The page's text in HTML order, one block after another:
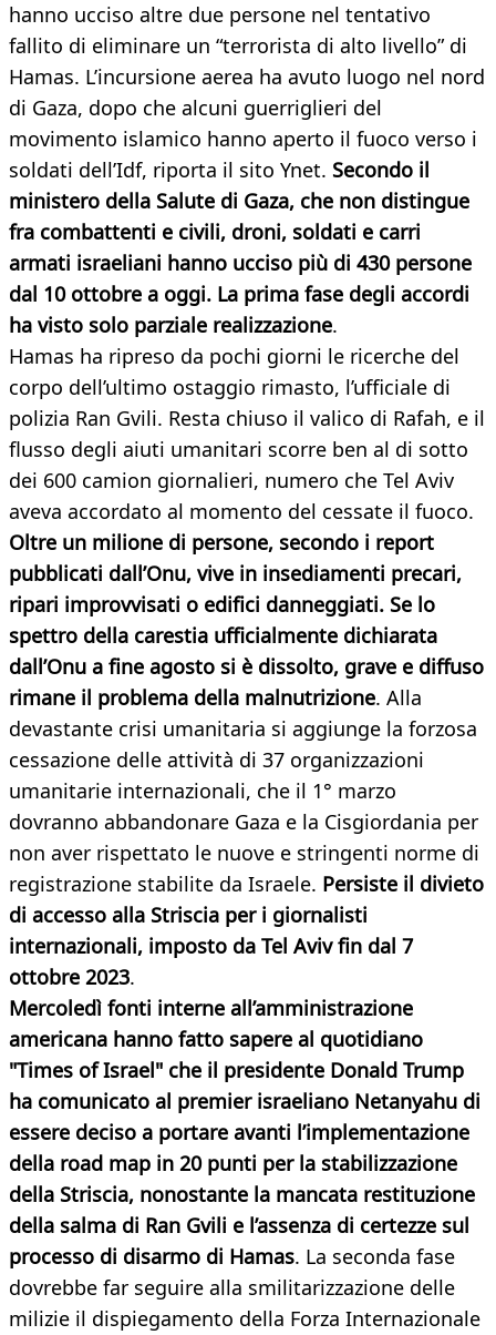
hanno ucciso altre due persone nel tentativo
fallito di eliminare un “terrorista di alto livello” di
Hamas. L’incursione aerea ha avuto luogo nel nord
di Gaza, dopo che alcuni guerriglieri del
movimento islamico hanno aperto il fuoco verso i
soldati dell’Idf, riporta il sito Ynet. Secondo il
ministero della Salute di Gaza, che non distingue
fra combattenti e civili, droni, soldati e carri
armati israeliani hanno ucciso più di 430 persone
dal 10 ottobre a oggi. La prima fase degli accordi
ha visto solo parziale realizzazione.
Hamas ha ripreso da pochi giorni le ricerche del
corpo dell’ultimo ostaggio rimasto, l’ufficiale di
polizia Ran Gvili. Resta chiuso il valico di Rafah, e il
flusso degli aiuti umanitari scorre ben al di sotto
dei 600 camion giornalieri, numero che Tel Aviv
aveva accordato al momento del cessate il fuoco.
Oltre un milione di persone, secondo i report
pubblicati dall’Onu, vive in insediamenti precari,
ripari improvvisati o edifici danneggiati. Se lo
spettro della carestia ufficialmente dichiarata
dall’Onu a fine agosto si è dissolto, grave e diffuso
rimane il problema della malnutrizione. Alla
devastante crisi umanitaria si aggiunge la forzosa
cessazione delle attività di 37 organizzazioni
umanitarie internazionali, che il 1° marzo
dovranno abbandonare Gaza e la Cisgiordania per
non aver rispettato le nuove e stringenti norme di
registrazione stabilite da Israele. Persiste il divieto
di accesso alla Striscia per i giornalisti
internazionali, imposto da Tel Aviv fin dal 7
ottobre 2023.
Mercoledì fonti interne all’amministrazione
americana hanno fatto sapere al quotidiano
"Times of Israel" che il presidente Donald Trump
ha comunicato al premier israeliano Netanyahu di
essere deciso a portare avanti l’implementazione
della road map in 20 punti per la stabilizzazione
della Striscia, nonostante la mancata restituzione
della salma di Ran Gvili e l’assenza di certezze sul
processo di disarmo di Hamas. La seconda fase
dovrebbe far seguire alla smilitarizzazione delle
milizie il dispiegamento della Forza Internazionale